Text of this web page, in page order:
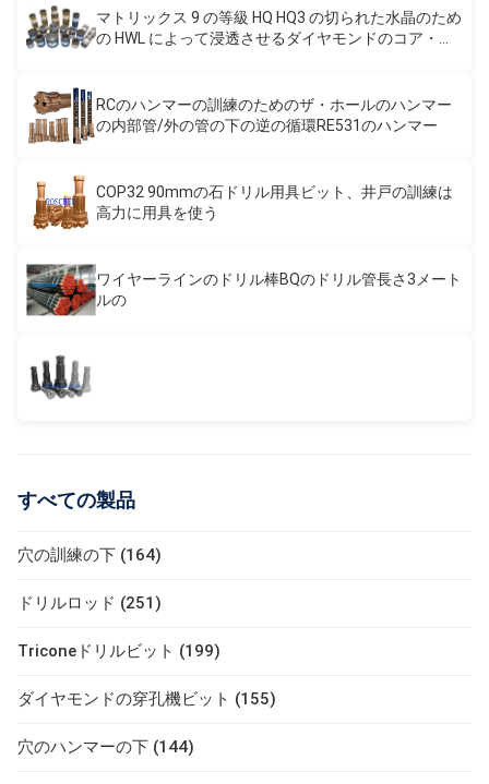
マトリックス 9 の等級 HQ HQ3 の切られた水晶のため
の HWL によって浸透させるダイヤモンドのコア・ビ
RCのハンマーの訓練のためのザ・ホールのハンマー
の内部管/外の管の下の逆の循環RE531のハンマー
COP32 90mmの石ドリル用具ビット、井戸の訓練は
高力に用具を使う
ワイヤーラインのドリル棒BQのドリル管長さ3メート
ルの
すべての製品
穴の訓練の下 (164)
ドリルロッド (251)
Triconeドリルビット (199)
ダイヤモンドの穿孔機ビット (155)
穴のハンマーの下 (144)